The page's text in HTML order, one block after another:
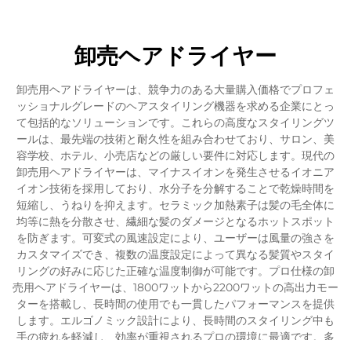
卸売ヘアドライヤー
卸売用ヘアドライヤーは、競争力のある大量購入価格でプロフェ
ッショナルグレードのヘアスタイリング機器を求める企業にとっ
て包括的なソリューションです。これらの高度なスタイリングツ
ールは、最先端の技術と耐久性を組み合わせており、サロン、美
容学校、ホテル、小売店などの厳しい要件に対応します。現代の
卸売用ヘアドライヤーは、マイナスイオンを発生させるイオニア
イオン技術を採用しており、水分子を分解することで乾燥時間を
短縮し、うねりを抑えます。セラミック加熱素子は髪の毛全体に
均等に熱を分散させ、繊細な髪のダメージとなるホットスポット
を防ぎます。可変式の風速設定により、ユーザーは風量の強さを
カスタマイズでき、複数の温度設定によって異なる髪質やスタイ
リングの好みに応じた正確な温度制御が可能です。プロ仕様の卸
売用ヘアドライヤーは、1800ワットから2200ワットの高出力モー
ターを搭載し、長時間の使用でも一貫したパフォーマンスを提供
します。エルゴノミック設計により、長時間のスタイリング中も
手の疲れを軽減し、効率が重視されるプロの環境に最適です。多